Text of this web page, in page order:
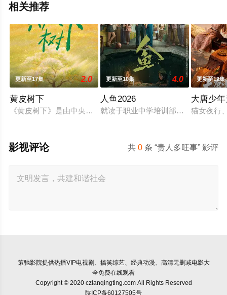
相关推荐
更新至17集 2.0
黄皮树下
《黄皮树下》是由中央广播电视总台农业农村节目中心联合中
更新至10集 4.0
人鱼2026
就读于职业中学培训部的花季女生苏
更新至12集
大唐少
猫女夜行
共0 条 “贵人多旺事” 影评
影视评论
策驰影院提供热播VIP电视剧、搞笑综艺、经典动漫、高清无删减电影大
全免费在线观看
Copyright © 2020 czlanqingting.com All Rights Reserved
陕ICP备60127505号